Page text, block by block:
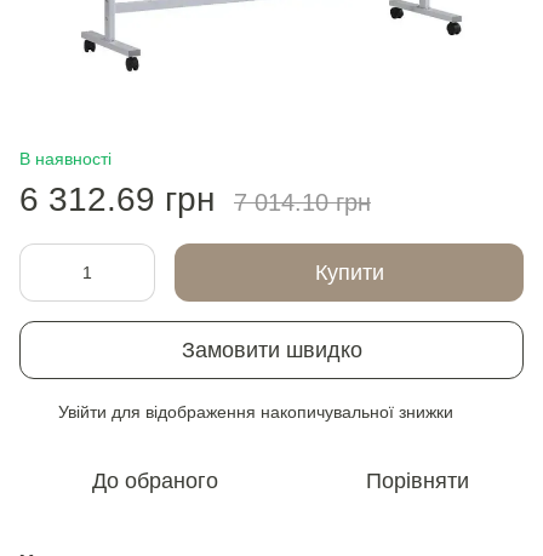
В наявності
6 312.69 грн 7 014.10 грн
Купити
Замовити швидко
Увійти для відображення накопичувальної знижки
До обраного Порівняти